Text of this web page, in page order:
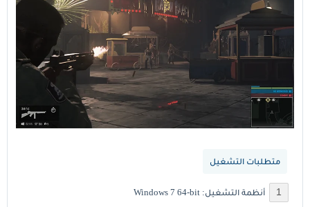
متطلبات التشغيل
أنظمة التشغيل: Windows 7 64-bit